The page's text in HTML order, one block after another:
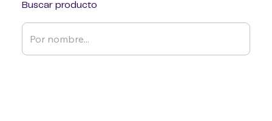
Buscar producto